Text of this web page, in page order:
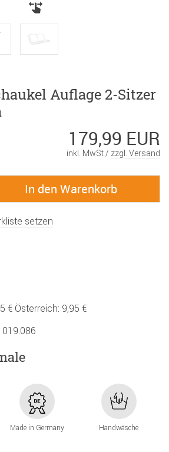
Auflage 2-Sitzer
179,99 EUR
inkl. MwSt / zzgl. Versand
setzen
€ Österreich: 9,95 €
Made in Germany Handwäsche